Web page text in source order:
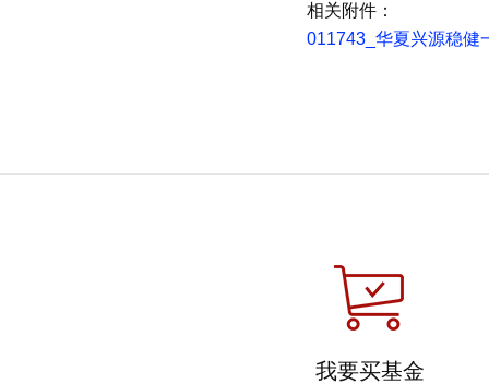
相关附件：
011743_华夏兴源稳健
我要买基金